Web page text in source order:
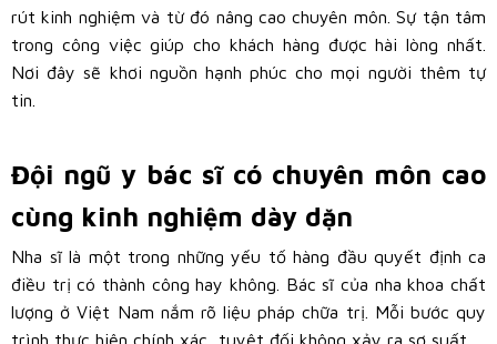
rút kinh nghiệm và từ đó nâng cao chuyên môn. Sự tận tâm
trong công việc giúp cho khách hàng được hài lòng nhất.
Nơi đây sẽ khơi nguồn hạnh phúc cho mọi người thêm tự
tin.
Đội ngũ y bác sĩ có chuyên môn cao
cùng kinh nghiệm dày dặn
Nha sĩ là một trong những yếu tố hàng đầu quyết định ca
điều trị có thành công hay không. Bác sĩ của nha khoa chất
lượng ở Việt Nam nắm rõ liệu pháp chữa trị. Mỗi bước quy
trình thực hiện chính xác, tuyệt đối không xảy ra sơ suất.